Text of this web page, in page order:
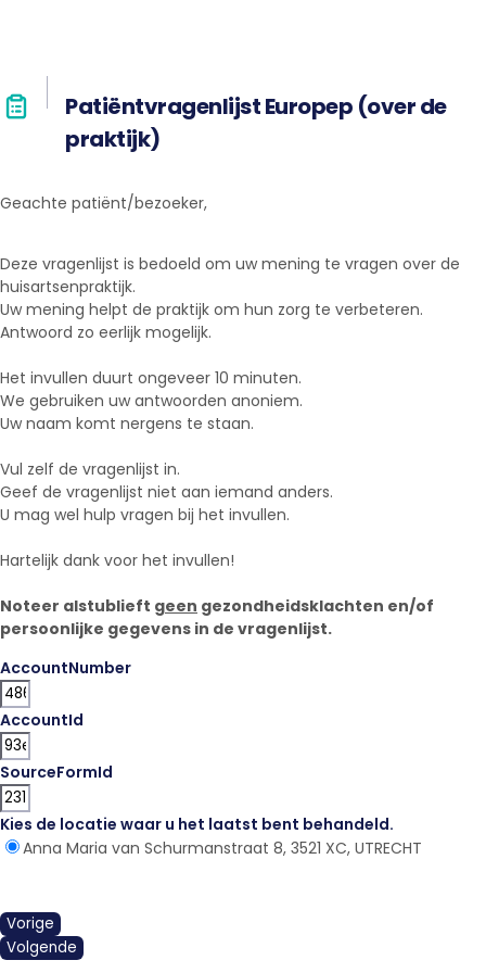
Patiëntvragenlijst Europep (over de
praktijk)
Geachte patiënt/bezoeker,
Deze vragenlijst is bedoeld om uw mening te vragen over de
huisartsenpraktijk.
Uw mening helpt de praktijk om hun zorg te verbeteren.
Antwoord zo eerlijk mogelijk.
Het invullen duurt ongeveer 10 minuten.
We gebruiken uw antwoorden anoniem.
Uw naam komt nergens te staan.
Vul zelf de vragenlijst in.
Geef de vragenlijst niet aan iemand anders.
U mag wel hulp vragen bij het invullen.
Hartelijk dank voor het invullen!
Noteer alstublieft geen gezondheidsklachten en/of
persoonlijke gegevens in de vragenlijst.
AccountNumber
AccountId
SourceFormId
Kies de locatie waar u het laatst bent behandeld.
Anna Maria van Schurmanstraat 8, 3521 XC, UTRECHT
Vorige
Volgende